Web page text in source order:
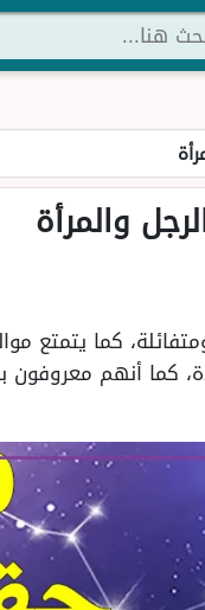
والمرأة
كما يتمتع
كما أنهم معروفون